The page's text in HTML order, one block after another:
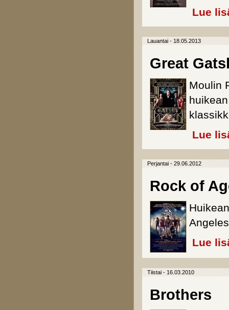
Lue
Lauantai - 18.05.2013
Great
Moulin
Lue
Perjantai - 29.06.2012
Rock of
Lue
Tiistai - 16.03.2010
Brothers